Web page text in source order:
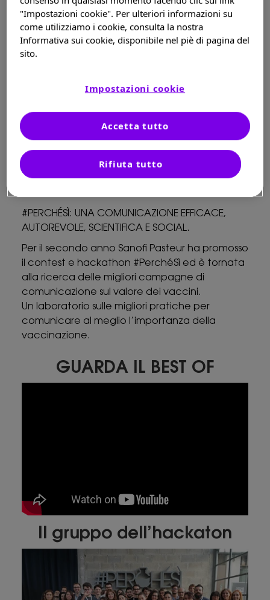
Search
#PERCHÉSÌ: UNA COMUNICAZIONE EFFICACE,
AUTOREVOLE, SCIENTIFICA E SOCIAL.
Per il secondo anno Sanofi Pasteur ha promosso
il contest e hackathon #PerchéSì ed è tornata
alla ricerca delle migliori campagne di
comunicazione sul valore dei vaccini.
Un laboratorio sulle migliori pratiche per
comunicare al meglio l’importanza della
vaccinazione.
GUARDA IL BEST OF
Il gruppo dell’hackaton
INDICE
GUARDA IL BEST OF
"Impostazioni cookie". Per ulteriori informazioni su
come utilizziamo i cookie, consulta la nostra
Informativa sui cookie, disponibile nel piè di pagina del
sito.
Impostazioni cookie
Rifiuta tutto
Accetta tutto